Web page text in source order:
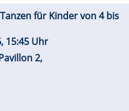
für Kinder von 4 bis
15:45 Uhr
2,